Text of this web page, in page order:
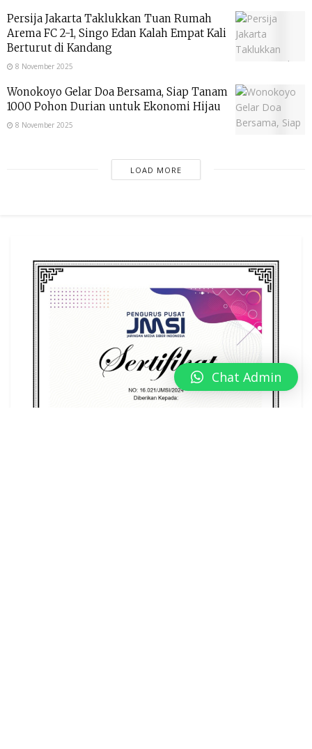
Persija Jakarta Taklukkan Tuan Rumah
Arema FC 2-1, Singo Edan Kalah Empat Kali
Berturut di Kandang
8 November 2025
Wonokoyo Gelar Doa Bersama, Siap Tanam
1000 Pohon Durian untuk Ekonomi Hijau
8 November 2025
LOAD MORE
Chat Admin